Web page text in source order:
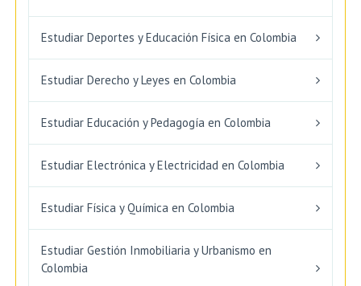
Estudiar Deportes y Educación Física en Colombia
Estudiar Derecho y Leyes en Colombia
Estudiar Educación y Pedagogía en Colombia
Estudiar Electrónica y Electricidad en Colombia
Estudiar Física y Química en Colombia
Estudiar Gestión Inmobiliaria y Urbanismo en
Colombia